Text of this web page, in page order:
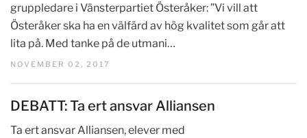
gruppledare i Vänsterpartiet Österåker: ”Vi vill att
Österåker ska ha en välfärd av hög kvalitet som går att
lita på. Med tanke på de utmani…
NOVEMBER 02, 2017
DEBATT: Ta ert ansvar Alliansen
Ta ert ansvar Alliansen, elever med